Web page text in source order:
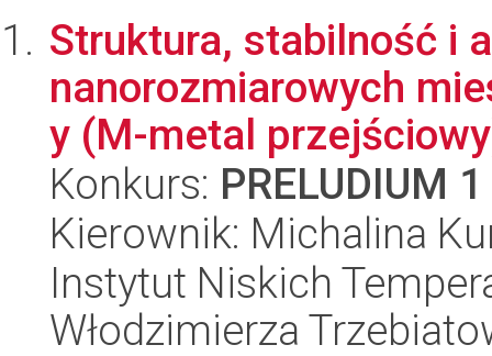
Struktura, stabilność i
nanorozmiarowych
y (M-metal
Konkurs: PRELUDIUM 1
Kierownik: Michalina
Instytut Niskich
Włodzimierza